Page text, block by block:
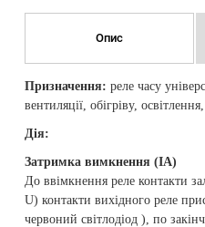
Опис
Призначення: реле часу
вентиляції, обігріву,
Дія:
Затримка вимкнення (IA)
До ввімкнення реле контакти
U) контакти вихідного реле
червоний світлодіод ), по